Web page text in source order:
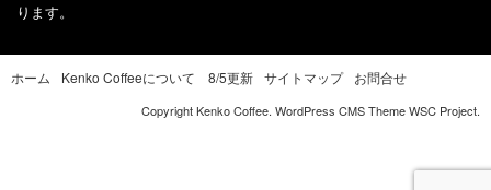
ります。
ホーム Kenko Coffeeについて 8/5更新 サイトマップ お問合せ
Copyright Kenko Coffee. WordPress CMS ThemeWSC Project.